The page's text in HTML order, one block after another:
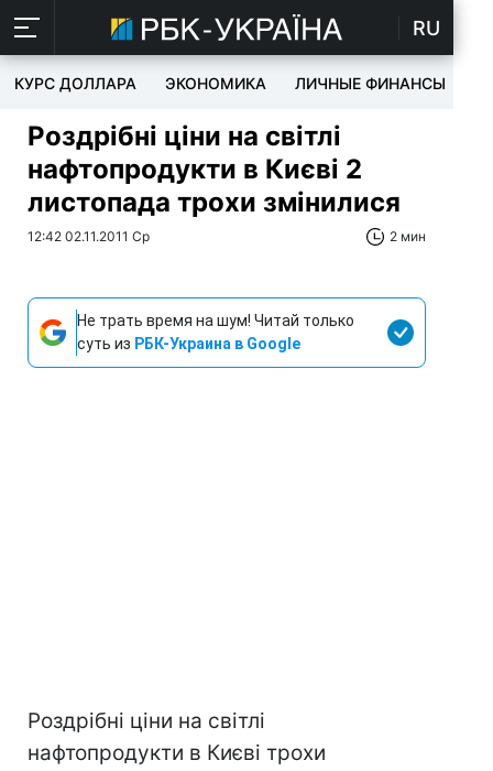
RU
КУРС ДОЛЛАРА ЭКОНОМИКА ЛИЧНЫЕ ФИНАНСЫ
Роздрібні ціни на світлі
нафтопродукти в Києві 2
листопада трохи змінилися
12:42 02.11.2011 Ср 2 мин
Не трать время на шум! Читай только
суть из РБК-Украина в Google
Роздрібні ціни на світлі
нафтопродукти в Києві трохи